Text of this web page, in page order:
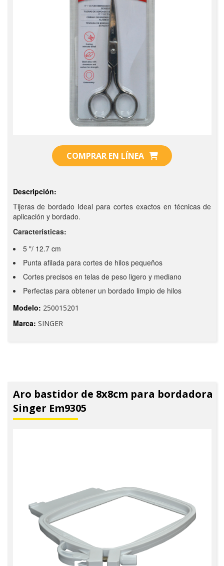
COMPRAR EN LÍNEA
Descripción:
Tijeras de bordado Ideal para cortes exactos en técnicas de
aplicación y bordado.
Características:
5 "/ 12.7 cm
Punta afilada para cortes de hilos pequeños
Cortes precisos en telas de peso ligero y mediano
Perfectas para obtener un bordado limpio de hilos
Modelo: 250015201
Marca: SINGER
Aro bastidor de 8x8cm para bordadora
Singer Em9305